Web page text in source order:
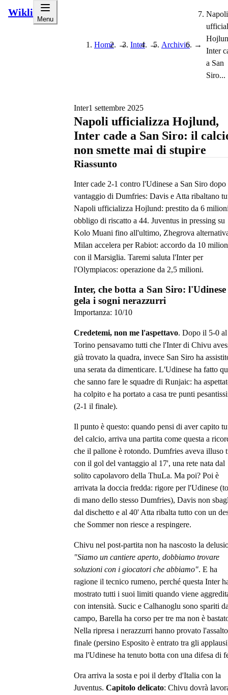
Wikli
Menu
Home → Inter → Archivio →
Napoli
Inter
a San
Siro...
Inter1 settembre 2025
Napoli ufficializza Hojlund,
Inter cade a San Siro: il
non smette mai di stupire
Riassunto
Inter cade 2-1 contro l'Udinese a San Siro
vantaggio di Dumfries: Davis e Atta ribaltano
Napoli ufficializza Hojlund: prestito da 6
obbligo di riscatto a 44. Juventus in pressing su
Kolo Muani fino all'ultimo, Zhegrova
Milan accelera per Rabiot: accordo da 10
con il Marsiglia. Taremi saluta l'Inter per
l'Olympiacos: operazione da 2,5 milioni.
Inter, che botta a San Siro: l'Udinese
gela i sogni nerazzurri
Importanza: 10/10
Credetemi, non me l'aspettavo. Dopo il 5-0 al
Torino pensavamo tutti che l'Inter di Chivu
già trovato la quadra, invece San Siro ha
una serata da dimenticare. L'Udinese ha fatto
che sanno fare le squadre di Runjaic: ha
ha colpito e ha portato a casa tre punti
(2-1 il finale).
Il punto è questo: quando pensi di aver capito
del calcio, arriva una partita come questa a
che il pallone è rotondo. Dumfries aveva illuso
con il gol del vantaggio al 17', una rete nata dal
solito capolavoro della ThuLa. Ma poi? Poi è
arrivata la doccia fredda: rigore per l'Udinese
di mano dello stesso Dumfries), Davis non
dal dischetto e al 40' Atta ribalta tutto con un
che Sommer non riesce a respingere.
Chivu nel post-partita non ha nascosto la
"Siamo un cantiere aperto, dobbiamo trovare
soluzioni con i giocatori che abbiamo". E ha
ragione il tecnico rumeno, perché questa Inter
mostrato tutti i suoi limiti quando viene
con intensità. Sucic e Calhanoglu sono spariti
campo, Barella ha corso per tre ma non è
Nella ripresa i nerazzurri hanno provato l'assalto
finale (persino Esposito è entrato tra gli
ma l'Udinese ha tenuto botta con una difesa di
Ora arriva la sosta e poi il derby d'Italia con la
Juventus. Capitolo delicato: Chivu dovrà